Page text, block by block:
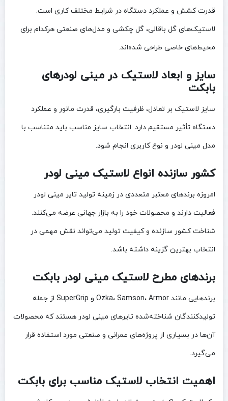
قدرت کشش و عملکرد دستگاه در شرایط مختلف کاری است.
لاستیک‌های گل باقالی، گل چکشی و مدل‌های صنعتی هرکدام برای
محیط‌های خاصی طراحی شده‌اند.
سایز و ابعاد لاستیک در مینی لودرهای
بابکت
سایز لاستیک بر تعادل، ظرفیت بارگیری، قدرت مانور و عملکرد
دستگاه تأثیر مستقیم دارد. انتخاب سایز مناسب باید متناسب با
مدل مینی لودر و نوع کاربری انجام شود.
کشور سازنده انواع لاستیک مینی لودر
امروزه برندهای معتبر متعددی در زمینه تولید تایر مینی لودر
فعالیت دارند و محصولات خود را به بازار جهانی عرضه می‌کنند.
شناخت کشور سازنده و کیفیت تولید می‌تواند نقش مهمی در
انتخاب بهترین گزینه داشته باشد.
برندهای مطرح لاستیک مینی لودر بابکت
برندهایی مانند Ozka، Samson، Armor و SuperGrip از جمله
تولیدکنندگان شناخته‌شده تایرهای مینی لودر هستند که محصولات
آن‌ها در بسیاری از پروژه‌های عمرانی و صنعتی مورد استفاده قرار
می‌گیرد.
اهمیت انتخاب لاستیک مناسب برای بابکت